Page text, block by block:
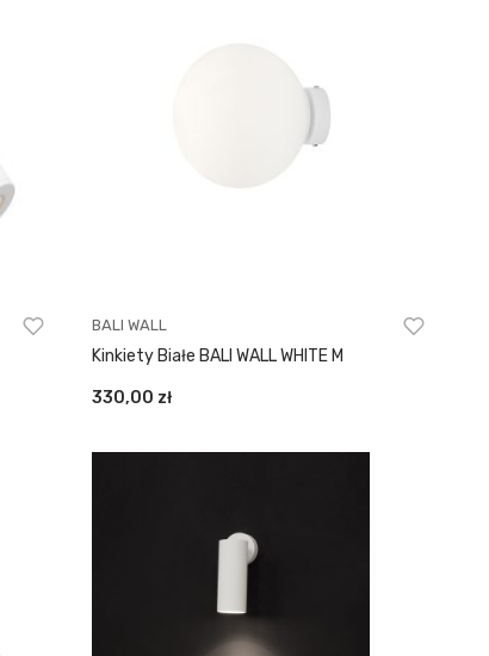
BALI WALL
Kinkiety Białe BALI WALL WHITE M
330,00 zł